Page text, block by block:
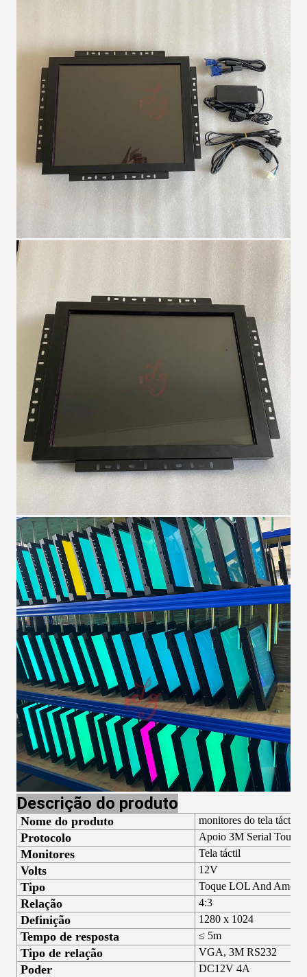
Descrição do produto
Nome do produto monitores do tela táctil
Protocolo Apoio 3M Serial Touch
Monitores Tela táctil
Volts 12V
Tipo Toque LOL And
Relação 4:3
Definição 1280 x 1024
Tempo de resposta ≤ 5m
Tipo de relação VGA, 3M RS232
Poder DC12V 4A